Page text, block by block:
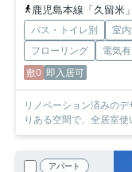
鹿児島本線「久留米
バス・トイレ別 室
フローリング
電気有
敷0 即入居可
リノベーション済みの
りある空間で、全居室
アパート